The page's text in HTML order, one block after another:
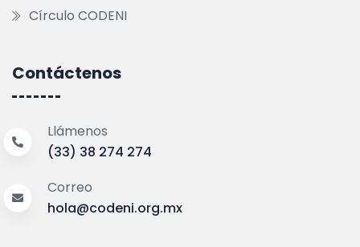
Círculo CODENI
Contáctenos
Llámenos
(33) 38 274 274
Correo
hola@codeni.org.mx